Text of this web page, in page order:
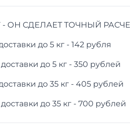
ОН СДЕЛАЕТ ТОЧНЫЙ
до 5 кг - 142 рубля
до 5 кг - 350 рублей
до 35 кг - 405 рублей
до 35 кг - 700 рублей